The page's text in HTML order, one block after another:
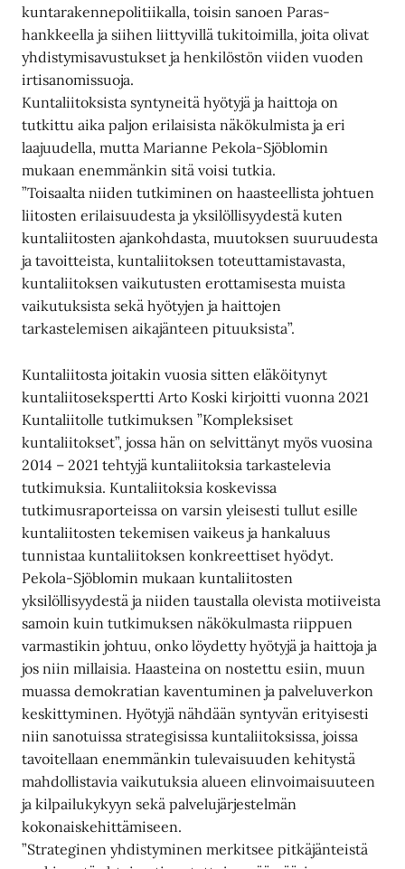
kuntarakennepolitiikalla, toisin sanoen Paras-
hankkeella ja siihen liittyvillä tukitoimilla, joita olivat
yhdistymisavustukset ja henkilöstön viiden vuoden
irtisanomissuoja.
Kuntaliitoksista syntyneitä hyötyjä ja haittoja on
tutkittu aika paljon erilaisista näkökulmista ja eri
laajuudella, mutta Marianne Pekola-Sjöblomin
mukaan enemmänkin sitä voisi tutkia.
”Toisaalta niiden tutkiminen on haasteellista johtuen
liitosten erilaisuudesta ja yksilöllisyydestä kuten
kuntaliitosten ajankohdasta, muutoksen suuruudesta
ja tavoitteista, kuntaliitoksen toteuttamistavasta,
kuntaliitoksen vaikutusten erottamisesta muista
vaikutuksista sekä hyötyjen ja haittojen
tarkastelemisen aikajänteen pituuksista”.
Kuntaliitosta joitakin vuosia sitten eläköitynyt
kuntaliitosekspertti Arto Koski kirjoitti vuonna 2021
Kuntaliitolle tutkimuksen ”Kompleksiset
kuntaliitokset”, jossa hän on selvittänyt myös vuosina
2014 – 2021 tehtyjä kuntaliitoksia tarkastelevia
tutkimuksia. Kuntaliitoksia koskevissa
tutkimusraporteissa on varsin yleisesti tullut esille
kuntaliitosten tekemisen vaikeus ja hankaluus
tunnistaa kuntaliitoksen konkreettiset hyödyt.
Pekola-Sjöblomin mukaan kuntaliitosten
yksilöllisyydestä ja niiden taustalla olevista motiiveista
samoin kuin tutkimuksen näkökulmasta riippuen
varmastikin johtuu, onko löydetty hyötyjä ja haittoja ja
jos niin millaisia. Haasteina on nostettu esiin, muun
muassa demokratian kaventuminen ja palveluverkon
keskittyminen. Hyötyjä nähdään syntyvän erityisesti
niin sanotuissa strategisissa kuntaliitoksissa, joissa
tavoitellaan enemmänkin tulevaisuuden kehitystä
mahdollistavia vaikutuksia alueen elinvoimaisuuteen
ja kilpailukykyyn sekä palvelujärjestelmän
kokonaiskehittämiseen.
”Strateginen yhdistyminen merkitsee pitkäjänteistä